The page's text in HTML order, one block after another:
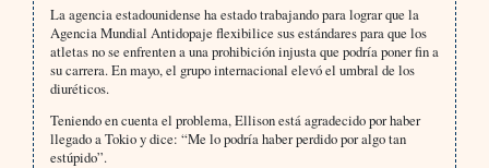
La agencia estadounidense ha estado trabajando para lograr que la
Agencia Mundial Antidopaje flexibilice sus estándares para que los
atletas no se enfrenten a una prohibición injusta que podría poner fin a
su carrera. En mayo, el grupo internacional elevó el umbral de los
diuréticos.
Teniendo en cuenta el problema, Ellison está agradecido por haber
llegado a Tokio y dice: “Me lo podría haber perdido por algo tan
estúpido”.